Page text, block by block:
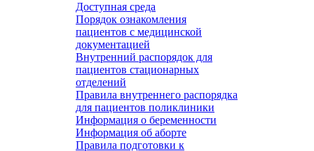
Доступная среда
Порядок ознакомления
пациентов с медицинской
документацией
Внутренний распорядок для
пациентов стационарных
отделений
Правила внутреннего распорядка
для пациентов поликлиники
Информация о беременности
Информация об аборте
Правила подготовки к